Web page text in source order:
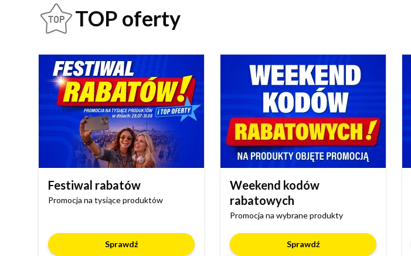
TOP oferty
Festiwal rabatów
Promocja na tysiące produktów
Sprawdź
Weekend kodów
rabatowych
Promocja na wybrane produkty
Sprawdź